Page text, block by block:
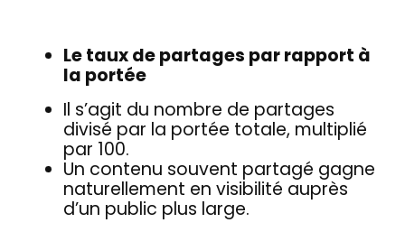
Le taux de partages par rapport à
la portée
Il s’agit du nombre de partages
divisé par la portée totale, multiplié
par 100.
Un contenu souvent partagé gagne
naturellement en visibilité auprès
d’un public plus large.